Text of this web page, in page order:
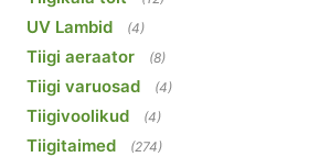
UV Lambid (4)
Tiigi aeraator (8)
Tiigi varuosad (4)
Tiigivoolikud (4)
Tiigitaimed (274)